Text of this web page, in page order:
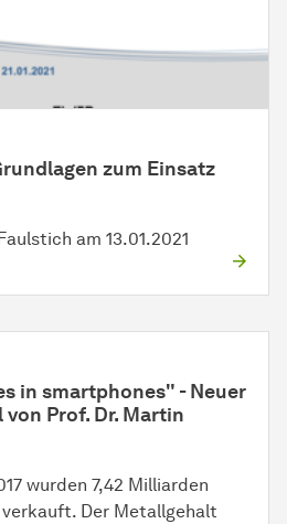
zum Einsatz
am 13.01.2021
in smartphones" - Neuer
Prof. Dr. Martin
wurden 7,42 Milliarden
Der Metallgehalt